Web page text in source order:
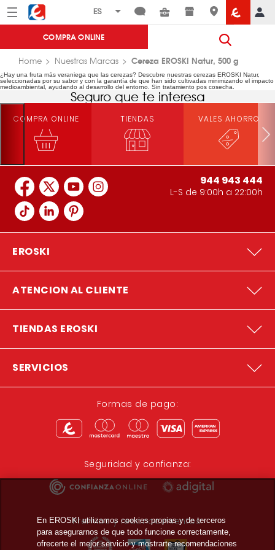
Menú Eroski
COMPRA ONLINE
Home Nuestras Marcas Cereza EROSKI Natur, 500 g
¿Hay una fruta más veraniega que las cerezas? Descubre nuestras cerezas EROSKI Natur,
seleccionadas por su sabor y con la garantía de que han sido cultivadas minimizando el impacto
medioambiental, ayudando al desarrollo del entorno. Sin tratamiento pos cosecha.
Seguro que te interesa
COMPRA ONLINE TIENDAS VALES AHORRO
944 943 444
L-S de 9:00h a 22:00h
EROSKI
ATENCION AL CLIENTE
TIENDAS EROSKI
SERVICIOS
Formas de pago:
Seguridad y confianza:
Premios y reconocimientos:
En EROSKI utilizamos cookies propias y de terceros
para asegurarnos de que todo funcione correctamente,
ofrecerte el mejor servicio y mostrarte recomendaciones